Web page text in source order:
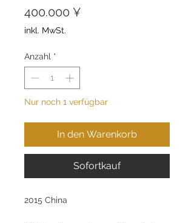
400.000 ¥
inkl. MwSt.
Anzahl *
Nur noch 1 verfügbar
In den Warenkorb
Sofortkauf
2015 China